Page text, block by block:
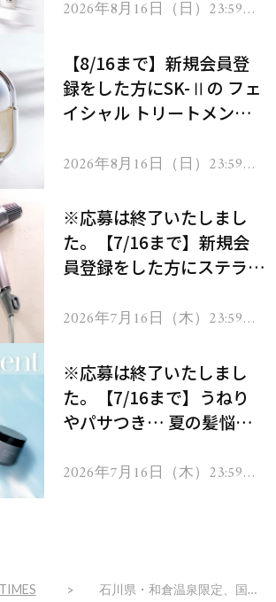
2026年8月16日（日）23:59ま
【8/16まで】新規会員登
録をした方にSK-Ⅱの フェ
イシャル トリートメント
2026年8月16日（日）23:59ま
※応募は終了いたしまし
た。【7/16まで】新規会
員登録をした方にステラボ
ヘアドライヤー ジュエル
2026年7月16日（木）23:59ま
※応募は終了いたしまし
た。【7/16まで】うねり
やパサつき… 夏の髪悩み
ムを13名様にプレゼン
2026年7月16日（木）23:59ま
石川県・和倉温泉限定、国登録有形文化財に指定された「御便殿オリジナル御朱印帳」と、「わくたまくんオリジナル御朱印」を販売